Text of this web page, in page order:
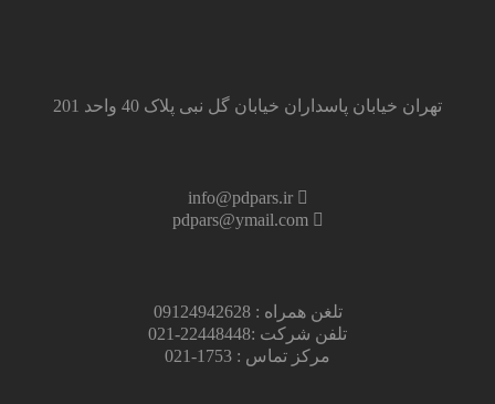
تهران خیابان پاسداران خیابان گل نبی پلاک 40 واحد 201
info@pdpars.ir
pdpars@ymail.com
تلغن همراه : 09124942628
تلفن شرکت :22448448-021
مرکز تماس : 1753-021